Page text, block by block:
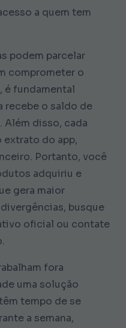
a quem tem
podem parcelar
comprometer o
é fundamental
recebe o saldo de
Além disso, cada
extrato do app,
Portanto, você
adquiriu e
gera maior
busque
oficial ou contate
fora
uma solução
tempo de se
a semana,